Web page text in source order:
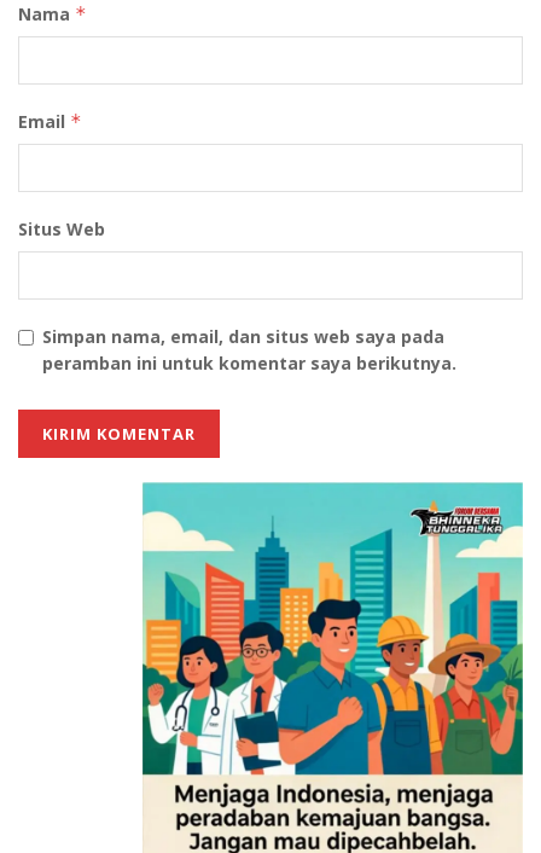
Nama *
Email *
Situs Web
Simpan nama, email, dan situs web saya pada
peramban ini untuk komentar saya berikutnya.